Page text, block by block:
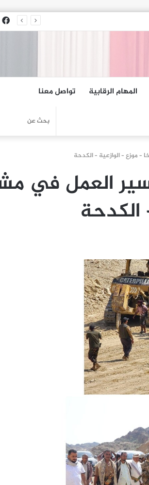
المهام الرقابية تواصل معنا
موزع – الوازعية – الكدحة
العمل في
الكدحة